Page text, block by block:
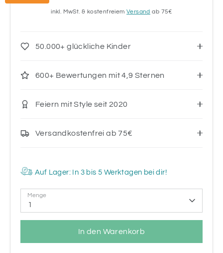
inkl. MwSt. & kostenfreiemVersand ab 75€
50.000+ glückliche Kinder
600+ Bewertungen mit 4,9 Sternen
Feiern mit Style seit 2020
Versandkostenfrei ab 75€
Auf Lager: In 3 bis 5 Werktagen bei dir!
Menge
1
In den Warenkorb